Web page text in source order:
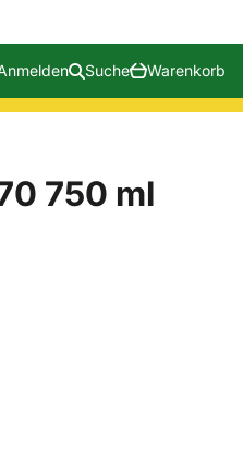
Suche Warenkorb
750 ml